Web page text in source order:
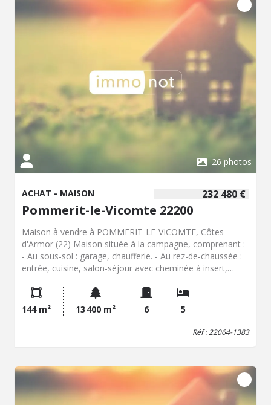
26 photos
232 480 €
ACHAT - MAISON
Pommerit-le-Vicomte 22200
Maison à vendre à POMMERIT-LE-VICOMTE, Côtes
d'Armor (22) Maison située à la campagne, comprenant :
- Au sous-sol : garage, chaufferie. - Au rez-de-chaussée :
entrée, cuisine, salon-séjour avec cheminée à insert,
placards, grenier, chambre, WC, salle de douches, bureau,
Terrasse. Trois bâtiments (anciennes porcheries) dont
une à usage de stockage. Terrain de 1,3ha.
144 m² 13 400 m² 6 5
Réf : 22064-1383